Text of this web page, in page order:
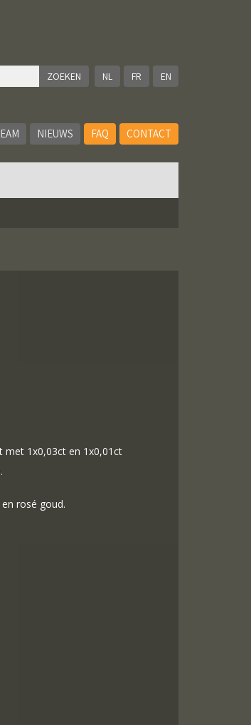
NL FR EN
NIEUWS FAQ CONTACT
met 1x0,03ct en 1x0,01ct
rosé goud.